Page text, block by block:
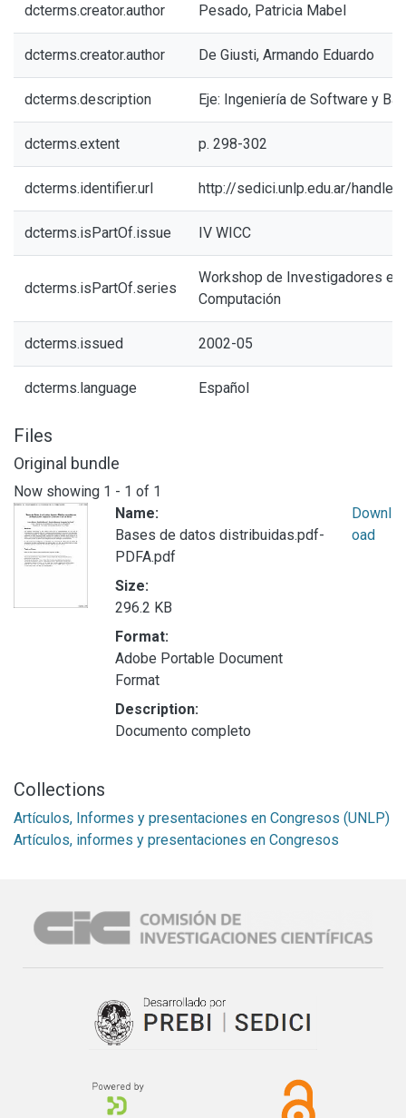
dcterms.creator.author Pesado, Patricia Mabel
dcterms.creator.author De Giusti, Armando Eduardo
dcterms.description Eje: Ingeniería de Software y
dcterms.extent p. 298-302
dcterms.identifier.url http://sedici.unlp.edu.ar/
dcterms.isPartOf.issue IV WICC
dcterms.isPartOf.series
Workshop de Investigadores en
Computación
dcterms.issued 2002-05
dcterms.language Español
Files
Original bundle
Now showing 1 - 1 of 1
Name:
Bases de datos distribuidas.pdf-
PDFA.pdf
Size:
296.2 KB
Format:
Adobe Portable Document
Format
Description:
Documento completo
Downl
oad
Collections
Artículos, Informes y presentaciones en Congresos (UNLP)
Artículos, informes y presentaciones en Congresos